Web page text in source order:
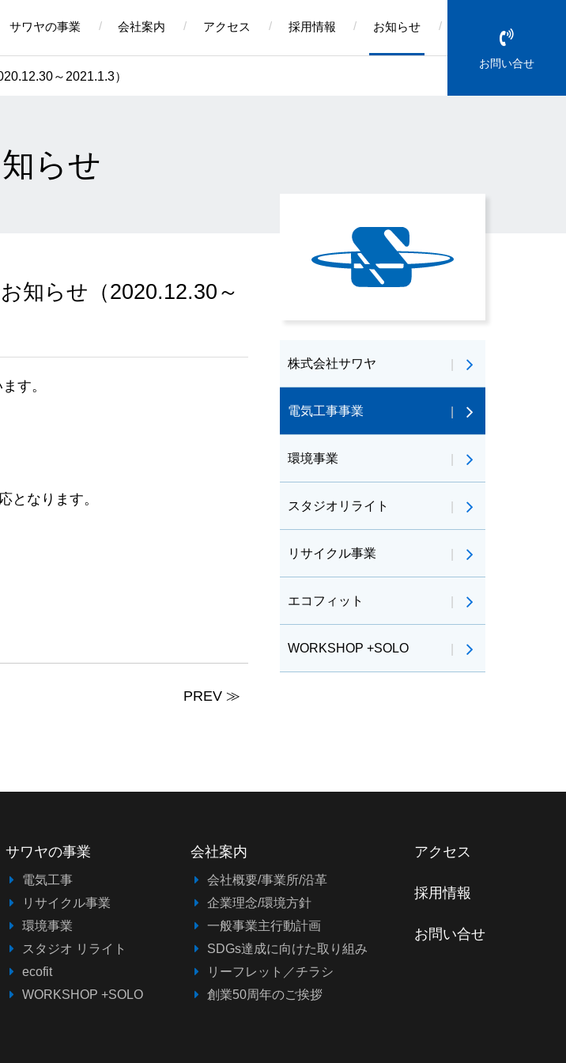
サワヤの事業 会社案内 アクセス 採用情報 お知らせ
お問い合せ
～2021.1.3）
らせ
知らせ（2020.12.30～
す。
となります。
PREV ≫
株式会社サワヤ
電気工事事業
環境事業
スタジオリライト
リサイクル事業
エコフィット
WORKSHOP +SOLO
サワヤの事業
電気工事
リサイクル事業
環境事業
スタジオ リライト
ecofit
WORKSHOP +SOLO
会社案内
会社概要/事業所/沿革
企業理念/環境方針
一般事業主行動計画
SDGs達成に向けた取り組み
リーフレット／チラシ
創業50周年のご挨拶
アクセス
採用情報
お問い合せ